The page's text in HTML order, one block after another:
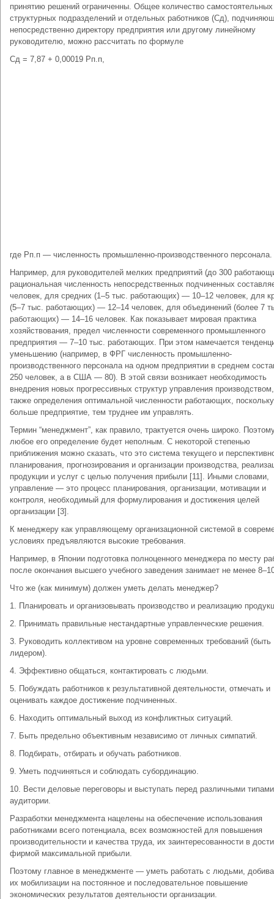
принятию решений ограниченны. Общее количество самостоятельных
структурных подразделений и отдельных работников (Сд),
непосредственно директору предприятия или другому линейному
руководителю, можно рассчитать по формуле
Сд = 7,87 + 0,00019 Рп.п,
где Рп.п — численность промышленно-производственного персонала.
Например, для руководителей мелких предприятий (до 300
рациональная численность непосредственных подчиненных
человек, для средних (1–5 тыс. работающих) — 10–12 человек, для
(5–7 тыс. работающих) — 12–14 человек, для объединений (более 7
работающих) — 14–16 человек. Как показывает мировая практика
хозяйствования, предел численности современного промышленного
предприятия — 7–10 тыс. работающих. При этом намечается
уменьшению (например, в ФРГ численность промышленно-
производственного персонала на одном предприятии в среднем
250 человек, а в США — 80). В этой связи возникает необходимость
внедрения новых прогрессивных структур управления
также определения оптимальной численности работающих,
больше предприятие, тем труднее им управлять.
Термин “менеджмент”, как правило, трактуется очень широко.
любое его определение будет неполным. С некоторой степенью
приближения можно сказать, что это система текущего и
планирования, прогнозирования и организации производства,
продукции и услуг с целью получения прибыли [11]. Иными словами,
управление — это процесс планирования, организации, мотивации и
контроля, необходимый для формулирования и достижения целей
организации [3].
К менеджеру как управляющему организационной системой в
условиях предъявляются высокие требования.
Например, в Японии подготовка полноценного менеджера по месту
после окончания высшего учебного заведения занимает не менее
Что же (как минимум) должен уметь делать менеджер?
1. Планировать и организовывать производство и реализацию
2. Принимать правильные нестандартные управленческие решения.
3. Руководить коллективом на уровне современных требований (быть
лидером).
4. Эффективно общаться, контактировать с людьми.
5. Побуждать работников к результативной деятельности, отмечать и
оценивать каждое достижение подчиненных.
6. Находить оптимальный выход из конфликтных ситуаций.
7. Быть предельно объективным независимо от личных симпатий.
8. Подбирать, отбирать и обучать работников.
9. Уметь подчиняться и соблюдать субординацию.
10. Вести деловые переговоры и выступать перед различными типами
аудитории.
Разработки менеджмента нацелены на обеспечение использования
работниками всего потенциала, всех возможностей для повышения
производительности и качества труда, их заинтересованности в
фирмой максимальной прибыли.
Поэтому главное в менеджменте — уметь работать с людьми,
их мобилизации на постоянное и последовательное повышение
экономических результатов деятельности организации.